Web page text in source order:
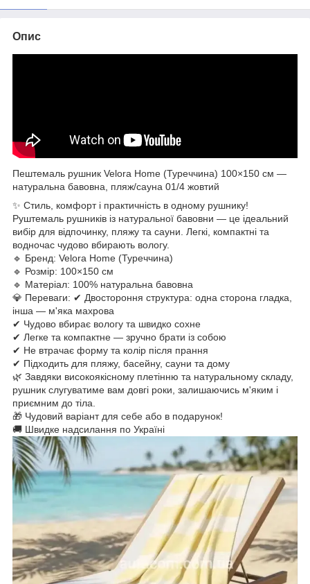
Опис
Пештемаль рушник Velora Home (Туреччина) 100×150 см —
натуральна бавовна, пляж/сауна 01/4 жовтий
✨ Стиль, комфорт і практичність в одному рушнику!
Руштемаль рушників із натуральної бавовни — це ідеальний
вибір для відпочинку, пляжу та сауни. Легкі, компактні та
водночас чудово вбирають вологу.
🔹 Бренд: Velora Home (Туреччина)
🔹 Розмір: 100×150 см
🔹 Матеріал: 100% натуральна бавовна
💎 Переваги: ✔ Двостороння структура: одна сторона гладка,
інша — м'яка махрова
✔ Чудово вбирає вологу та швидко сохне
✔ Легке та компактне — зручно брати із собою
✔ Не втрачає форму та колір після прання
✔ Підходить для пляжу, басейну, сауни та дому
🌿 Завдяки високоякісному плетінню та натуральному складу,
рушник слугуватиме вам довгі роки, залишаючись м'яким і
приємним до тіла.
🎁 Чудовий варіант для себе або в подарунок!
🚚 Швидке надсилання по Україні